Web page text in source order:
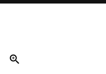
zoom_in